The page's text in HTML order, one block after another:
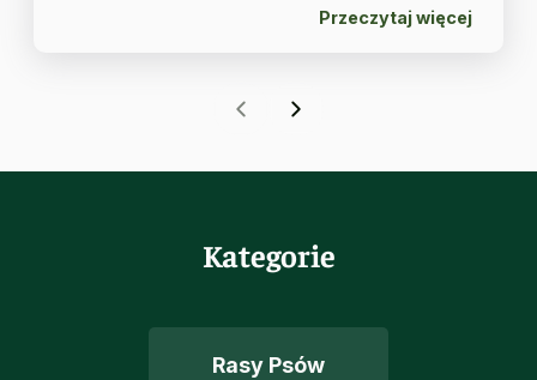
Przeczytaj więcej
Kategorie
Rasy Psów